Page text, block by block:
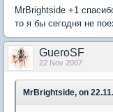
MrBrightside +1
то я бы сегодня не
GueroSF
22 Nov 2007
MrBrightside, on